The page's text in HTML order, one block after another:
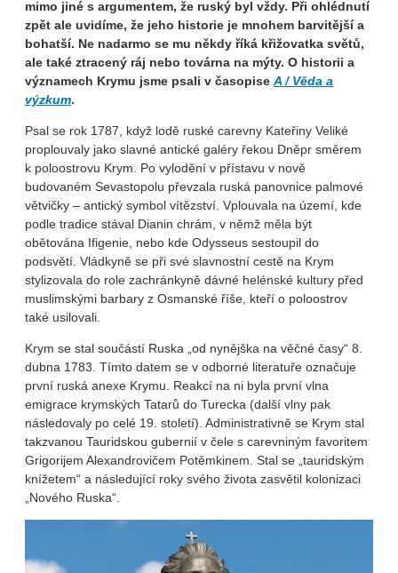
mimo jiné s argumentem, že ruský byl vždy. Při ohlédnutí
zpět ale uvidíme, že jeho historie je mnohem barvitější a
bohatší. Ne nadarmo se mu někdy říká křižovatka světů,
ale také ztracený ráj nebo továrna na mýty. O historii a
významech Krymu jsme psali v časopise A / Věda a
výzkum.
Psal se rok 1787, když lodě ruské carevny Kateřiny Veliké
proplouvaly jako slavné antické galéry řekou Dněpr směrem
k poloostrovu Krym. Po vylodění v přístavu v nově
budovaném Sevastopolu převzala ruská panovnice palmové
větvičky – antický symbol vítězství. Vplouvala na území, kde
podle tradice stával Dianin chrám, v němž měla být
obětována Ifigenie, nebo kde Odysseus sestoupil do
podsvětí. Vládkyně se při své slavnostní cestě na Krym
stylizovala do role zachránkyně dávné helénské kultury před
muslimskými barbary z Osmanské říše, kteří o poloostrov
také usilovali.
Krym se stal součástí Ruska „od nynějška na věčné časy“ 8.
dubna 1783. Tímto datem se v odborné literatuře označuje
první ruská anexe Krymu. Reakcí na ni byla první vlna
emigrace krymských Tatarů do Turecka (další vlny pak
následovaly po celé 19. století). Administrativně se Krym stal
takzvanou Tauridskou gubernií v čele s carevniným favoritem
Grigorijem Alexandrovičem Potěmkinem. Stal se „tauridským
knížetem“ a následující roky svého života zasvětil kolonizaci
„Nového Ruska“.